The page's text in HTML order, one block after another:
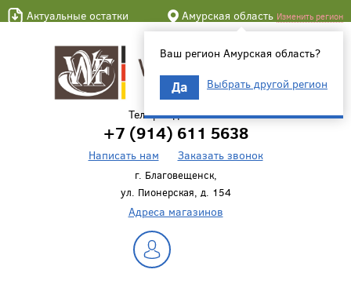
Актуальные остатки Амурская область Изменить регион
Ваш регион Амурская область?
Да Выбрать другой регион
Телефон для связи
+7 (914) 611 5638
Написать нам Заказать звонок
г. Благовещенск,
ул. Пионерская, д. 154
Адреса магазинов